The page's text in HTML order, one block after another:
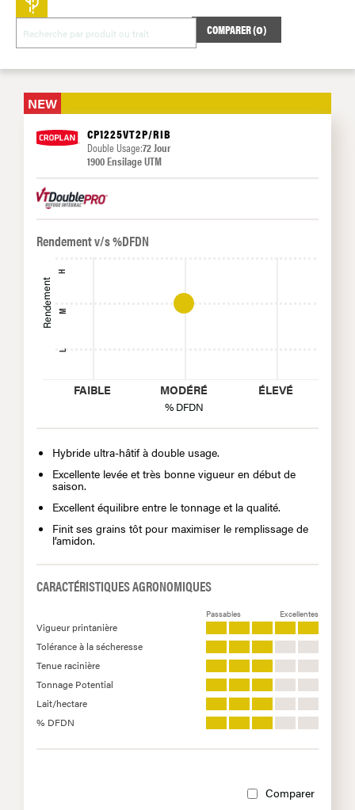
COMPARER (0)
NEW
CP1225VT2P/RIB
Double Usage:72 Jour
1900 Ensilage UTM
Rendement v/s %DFDN
Rendement
L
M
H
FAIBLE MODÉRÉ ÉLEVÉ
% DFDN
Hybride ultra-hâtif à double usage.
Excellente levée et très bonne vigueur en début de
saison.
Excellent équilibre entre le tonnage et la qualité.
Finit ses grains tôt pour maximiser le remplissage de
l’amidon.
CARACTÉRISTIQUES AGRONOMIQUES
Passables Excellentes
Vigueur printanière
Tolérance à la sécheresse
Tenue racinière
Tonnage Potential
Lait/hectare
% DFDN
Comparer